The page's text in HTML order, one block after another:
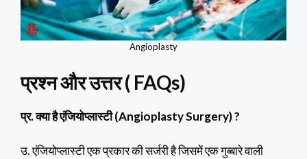
Angioplasty
प्रश्न और उत्तर( FAQs)
प्र. क्या है एंजियोप्लास्टी (Angioplasty Surgery)?
उ. एंजियोप्लास्टी एक प्रकार की सर्जरी है जिसमें एक गुब्बारे वाली